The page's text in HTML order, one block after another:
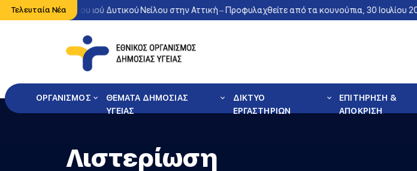
Τελευταία Νέα
κυκλοφορία του ιού Δυτικού Νείλου στην Αττική – Προφυλαχθείτε από τα κουνούπια, 30 Ιουλίου 2026
ΟΡΓΑΝΙΣΜΟΣ
ΘΕΜΑΤΑ ΔΗΜΟΣΙΑΣ
ΥΓΕΙΑΣ
ΔΙΚΤΥΟ
ΕΡΓΑΣΤΗΡΙΩΝ
ΕΠΙΤΗΡΗΣΗ &
ΑΠΟΚΡΙΣΗ
Λιστερίωση